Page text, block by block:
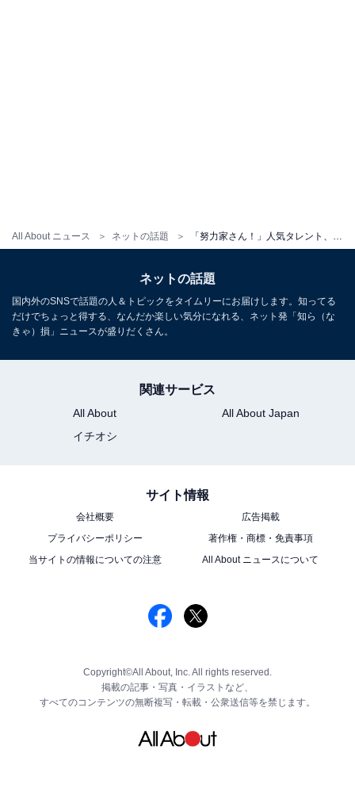
All About ニュース ネットの話題
ネットの話題
国内外のSNSで話題の人＆トピックをタイムリーにお届けします。知ってる
だけでちょっと得する、なんだか楽しい気分になれる、ネット発「知ら（な
きゃ）損」ニュースが盛りだくさん。
関連サービス
All About
All About Japan
イチオシ
サイト情報
会社概要
広告掲載
プライバシーポリシー
著作権・商標・免責事項
当サイトの情報についての注意
All About ニュースについて
Copyright©All About, Inc. All rights reserved.
掲載の記事・写真・イラストなど、
すべてのコンテンツの無断複写・転載・公衆送信等を禁じます。